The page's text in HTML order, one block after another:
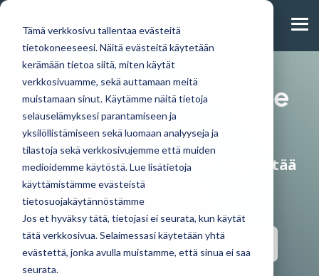
Tämä verkkosivu tallentaa evästeitä
tietokoneeseesi. Näitä evästeitä käytetään
kerämään tietoa siitä, miten käytät
verkkosivuamme, sekä auttamaan meitä
muistamaan sinut. Käytämme näitä tietoja
selauselämyksesi parantamiseen ja
yksilöllistämiseen sekä luomaan analyyseja ja
tilastoja sekä verkkosivujemme että muiden
medioidemme käytöstä. Lue lisätietoja
käyttämistämme evästeistä
tietosuojakäytännöstämme
Jos et hyväksy tätä, tietojasi ei seurata, kun käytät
tätä verkkosivua. Selaimessasi käytetään yhtä
evästettä, jonka avulla muistamme, että sinua ei saa
seurata.
Skip
main
content.
Huvila- ja
mökkimallistostamme
löydät modernit
ja perinteiset
suosikit.
Suunnittelemme
malleja myös
yksilöllisesti.
Mökit ja huvilat
Tutustu
omakotitalomalleihimme.
PolarHouse-
talopaketti
tarjoaa
vapauden
muokata
suunnitelmia ja
materiaaleja
toiveidesi
mukaan.
Täältä löydät tulevat
mökkinäyttelyt,
tapahtumat ja muut
ajankohtaiset uutiset
Ajankohtaista
Lue blogistamme
uusimmat artikkelit ja
tutustu lähemmin
hirsitalopaketin
hankintaan ja
Blogi
Saunamökki Luode
28
Pieni, erillinen saunamökki täydentää
loma-asumista.
OLEN KIINNOSTUNUT TÄSTÄ MALLISTA